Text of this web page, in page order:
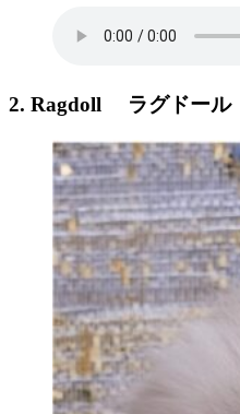
2. Ragdoll ラグドール